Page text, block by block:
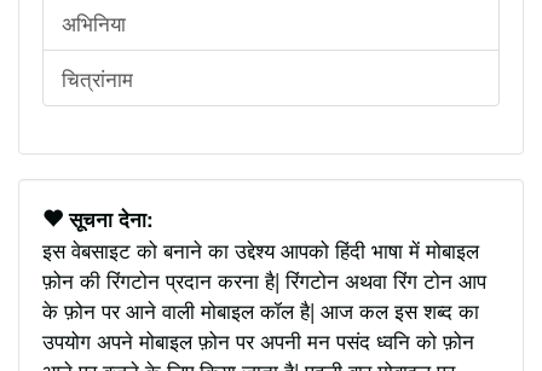
अभिनिया
चित्रांनाम
सूचना देना:
इस वेबसाइट को बनाने का उद्देश्य आपको हिंदी भाषा में मोबाइल
फ़ोन की रिंगटोन प्रदान करना है| रिंगटोन अथवा रिंग टोन आप
के फ़ोन पर आने वाली मोबाइल कॉल है| आज कल इस शब्द का
उपयोग अपने मोबाइल फ़ोन पर अपनी मन पसंद ध्वनि को फ़ोन